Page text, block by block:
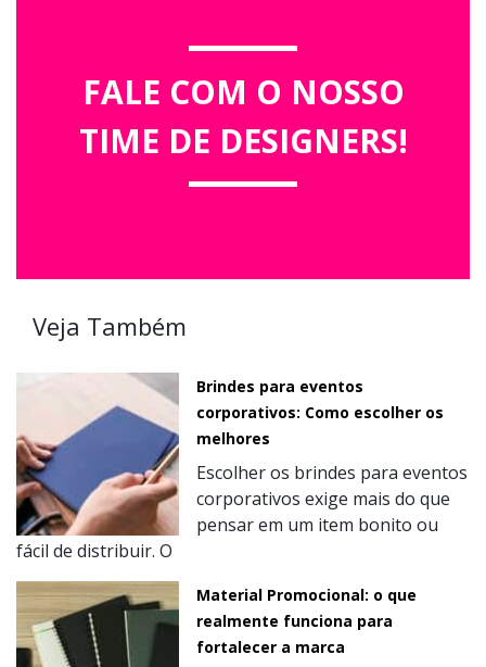
FALE COM O NOSSO
TIME DE DESIGNERS!
Veja Também
Brindes para eventos
corporativos: Como escolher os
melhores
Escolher os brindes para eventos
corporativos exige mais do que
pensar em um item bonito ou
fácil de distribuir. O
Material Promocional: o que
realmente funciona para
fortalecer a marca